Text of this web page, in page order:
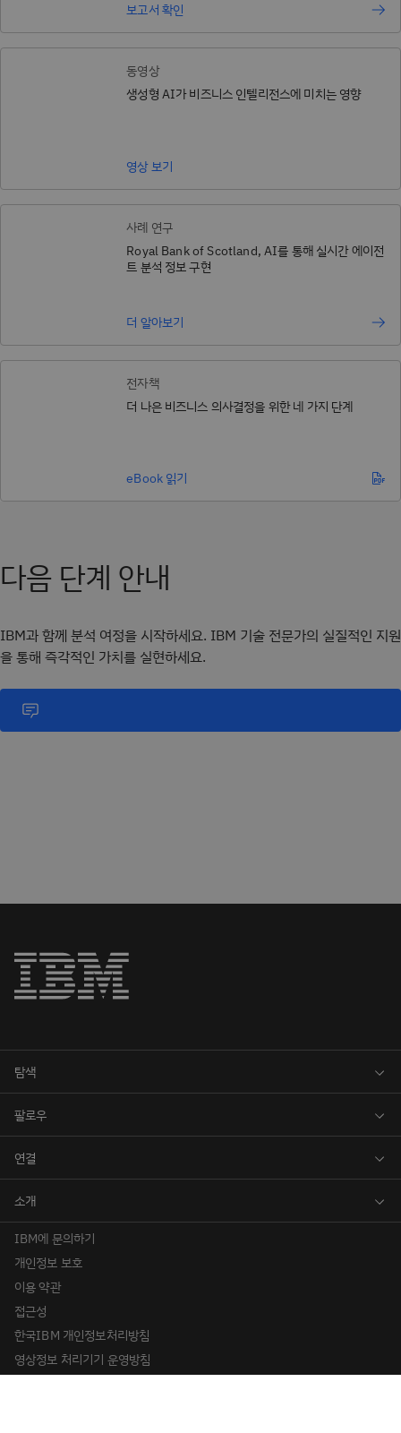
보고서 확인
동영상
생성형 AI가 비즈니스 인텔리전스에 미치는 영향
영상 보기
사례 연구
Royal Bank of Scotland, AI를 통해 실시간 에이전
트 분석 정보 구현
더 알아보기
전자책
더 나은 비즈니스 의사결정을 위한 네 가지 단계
eBook 읽기
다음 단계 안내
IBM과 함께 분석 여정을 시작하세요. IBM 기술 전문가의 실질적인 지원
을 통해 즉각적인 가치를 실현하세요.
IBM에 문의하기
개인정보 보호
이용 약관
접근성
한국IBM 개인정보처리방침
영상정보 처리기기 운영방침